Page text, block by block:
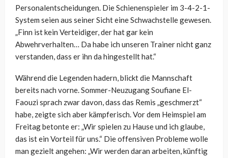
Personalentscheidungen. Die Schienenspieler im 3-4-2-1-
System seien aus seiner Sicht eine Schwachstelle gewesen.
„Finn ist kein Verteidiger, der hat gar kein
Abwehrverhalten… Da habe ich unseren Trainer nicht ganz
verstanden, dass er ihn da hingestellt hat.“
Während die Legenden hadern, blickt die Mannschaft
bereits nach vorne. Sommer-Neuzugang Soufiane El-
Faouzi sprach zwar davon, dass das Remis „geschmerzt“
habe, zeigte sich aber kämpferisch. Vor dem Heimspiel am
Freitag betonte er: „Wir spielen zu Hause und ich glaube,
das ist ein Vorteil für uns.“ Die offensiven Probleme wolle
man gezielt angehen: „Wir werden daran arbeiten, künftig